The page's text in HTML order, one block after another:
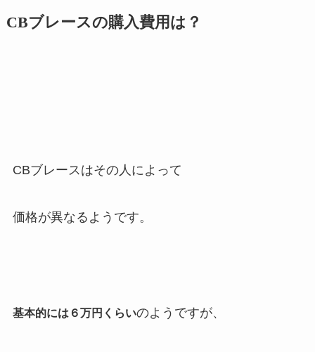
CBブレースの購入費用は？
CBブレースはその人によって
価格が異なるようです。
基本的には６万円くらいのようですが、